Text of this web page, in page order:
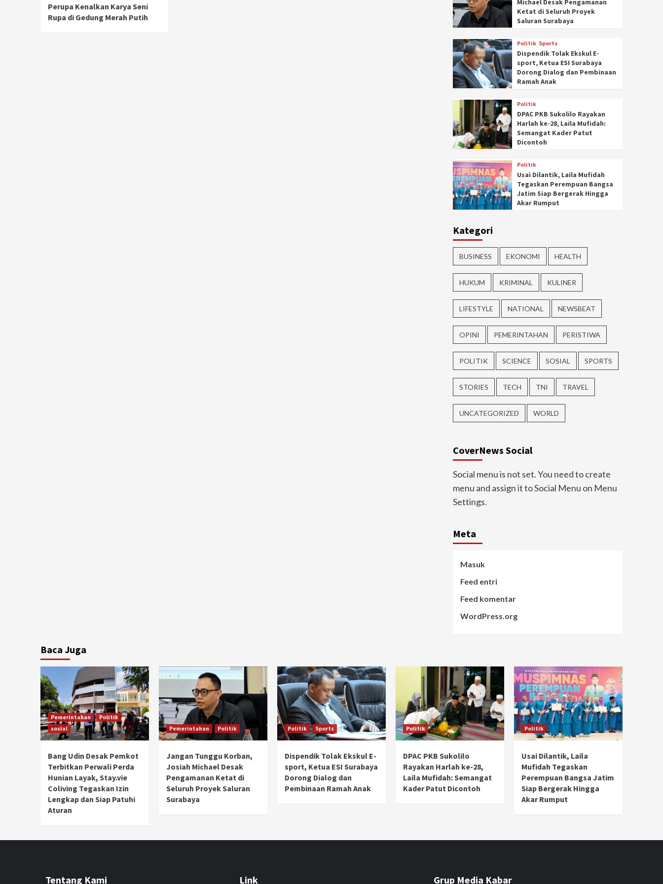
Perupa Kenalkan Karya Seni
Rupa di Gedung Merah Putih
Michael Desak Pengamanan
Ketat di Seluruh Proyek
Saluran Surabaya
Politik Sports
Dispendik Tolak Ekskul E-
sport, Ketua ESI Surabaya
Dorong Dialog dan Pembinaan
Ramah Anak
Politik
DPAC PKB Sukolilo Rayakan
Harlah ke-28, Laila Mufidah:
Semangat Kader Patut
Dicontoh
Politik
Usai Dilantik, Laila Mufidah
Tegaskan Perempuan Bangsa
Jatim Siap Bergerak Hingga
Akar Rumput
Kategori
BUSINESS EKONOMI HEALTH
HUKUM KRIMINAL KULINER
LIFESTYLE NATIONAL NEWSBEAT
OPINI PEMERINTAHAN PERISTIWA
POLITIK SCIENCE SOSIAL SPORTS
STORIES TECH TNI TRAVEL
UNCATEGORIZED WORLD
CoverNews Social
Social menu is not set. You need to create
menu and assign it to Social Menu on Menu
Settings.
Meta
Masuk
Feed entri
Feed komentar
WordPress.org
Baca Juga
Pemerintahan
Politik
sosial
Bang Udin Desak Pemkot
Terbitkan Perwali Perda
Hunian Layak, Stay.vie
Coliving Tegaskan Izin
Lengkap dan Siap Patuhi
Aturan
Pemerintahan Politik
Jangan Tunggu Korban,
Josiah Michael Desak
Pengamanan Ketat di
Seluruh Proyek Saluran
Surabaya
Politik Sports
Dispendik Tolak Ekskul E-
sport, Ketua ESI Surabaya
Dorong Dialog dan
Pembinaan Ramah Anak
Politik
DPAC PKB Sukolilo
Rayakan Harlah ke-28,
Laila Mufidah: Semangat
Kader Patut Dicontoh
Politik
Usai Dilantik, Laila
Mufidah Tegaskan
Perempuan Bangsa Jatim
Siap Bergerak Hingga
Akar Rumput
Tentang Kami Link Grup Media Kabar